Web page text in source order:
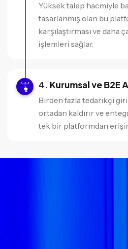
Yüksek talep hacmiyle
tasarlanmış olan bu
karşılaştırması ve daha
işlemleri sağlar.
Kurumsal ve B2E
Birden fazla tedarikçi
ortadan kaldırır ve
tek bir platformdan